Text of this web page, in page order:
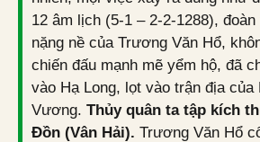
12 âm lịch (5-1 – 2-2-1288),
nặng nề của Trương Văn Hổ,
chiến đấu mạnh mẽ yểm hộ, đã
vào Hạ Long, lọt vào trận địa của
Vương. Thủy quân ta tập kích
Đồn (Vân Hải). Trương Văn Hổ